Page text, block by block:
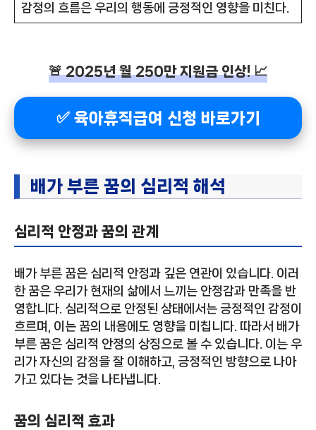
감정의 흐름은 우리의 행동에 긍정적인 영향을 미친다.
🚨 2025년 월 250만 지원금 인상! 📈
✅ 육아휴직급여 신청 바로가기
배가 부른 꿈의 심리적 해석
심리적 안정과 꿈의 관계
배가 부른 꿈은 심리적 안정과 깊은 연관이 있습니다. 이러
한 꿈은 우리가 현재의 삶에서 느끼는 안정감과 만족을 반
영합니다. 심리적으로 안정된 상태에서는 긍정적인 감정이
흐르며, 이는 꿈의 내용에도 영향을 미칩니다. 따라서 배가
부른 꿈은 심리적 안정의 상징으로 볼 수 있습니다. 이는 우
리가 자신의 감정을 잘 이해하고, 긍정적인 방향으로 나아
가고 있다는 것을 나타냅니다.
꿈의 심리적 효과